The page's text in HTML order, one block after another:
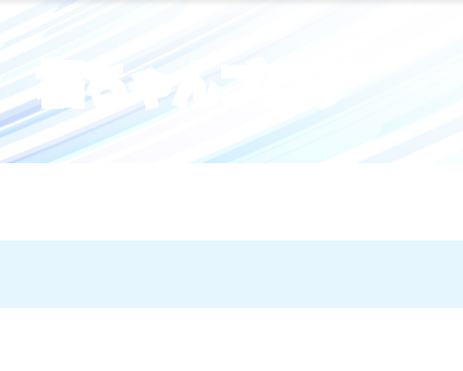
福ちゃんブログ